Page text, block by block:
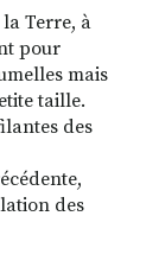
Terre, à
pour
mais
taille.
des
des